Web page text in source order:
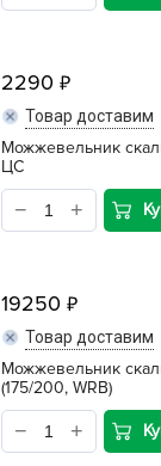
2290
Товар доставим
Можжевельник
ЦС
19250
Товар доставим
Можжевельник
(175/200, WRB)